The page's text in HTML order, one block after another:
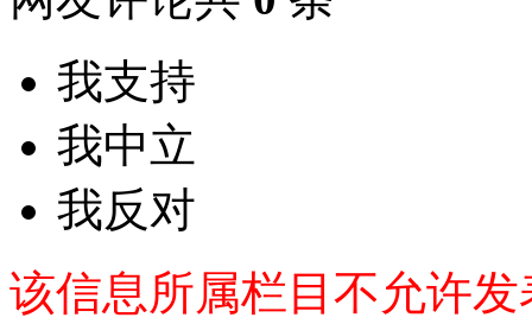
我支持
我中立
我反对
该信息所属栏目不允许